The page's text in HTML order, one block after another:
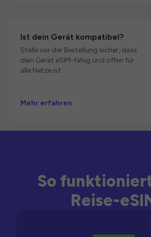
Ist dein Gerät kompatibel?
Stelle vor der Bestellung sicher, dass
dein Gerät eSIM-fähig und offen für
alle Netze ist.
Mehr erfahren
So
Reise-